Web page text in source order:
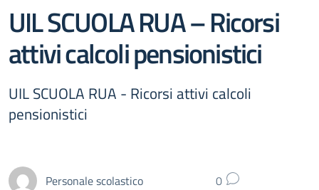
UIL SCUOLA RUA – Ricorsi
attivi calcoli pensionistici
UIL SCUOLA RUA - Ricorsi attivi calcoli
pensionistici
Personale scolastico 0